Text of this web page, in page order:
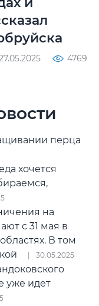
4769
перца
хочется
на
с 31 мая в
В том
30.05.2025
уже идет